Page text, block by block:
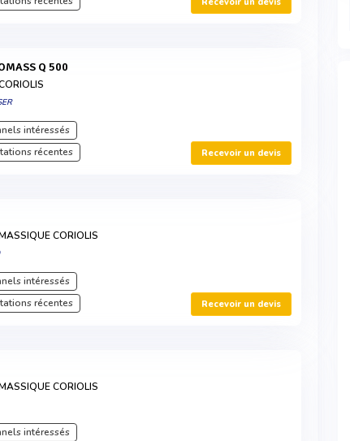
Q 500
intéressés
récentes Recevoir un devis
CORIOLIS
intéressés
récentes Recevoir un devis
CORIOLIS
intéressés